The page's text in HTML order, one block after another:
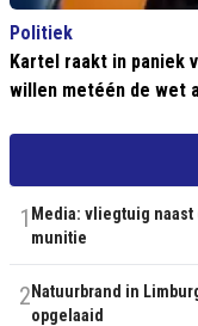
Politiek
Kartel raakt in paniek
willen metéén de wet
1 Media: vliegtuig
munitie
2 Natuurbrand in
opgelaaid